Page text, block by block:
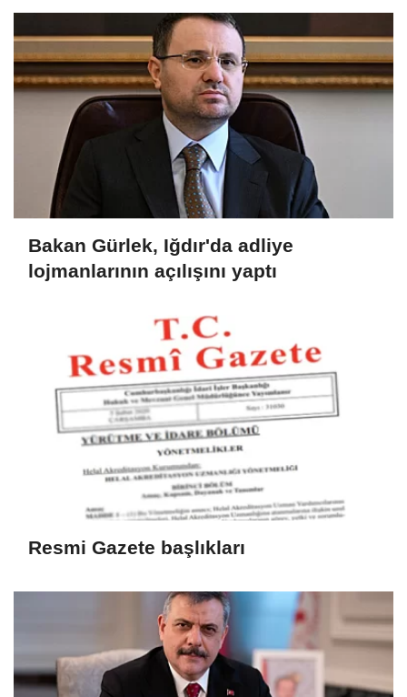
Bakan Gürlek, Iğdır'da adliye
lojmanlarının açılışını yaptı
Resmi Gazete başlıkları